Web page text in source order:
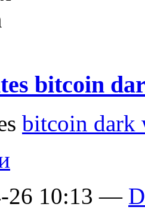
bitcoin
bitcoin dark
26 10:13 —